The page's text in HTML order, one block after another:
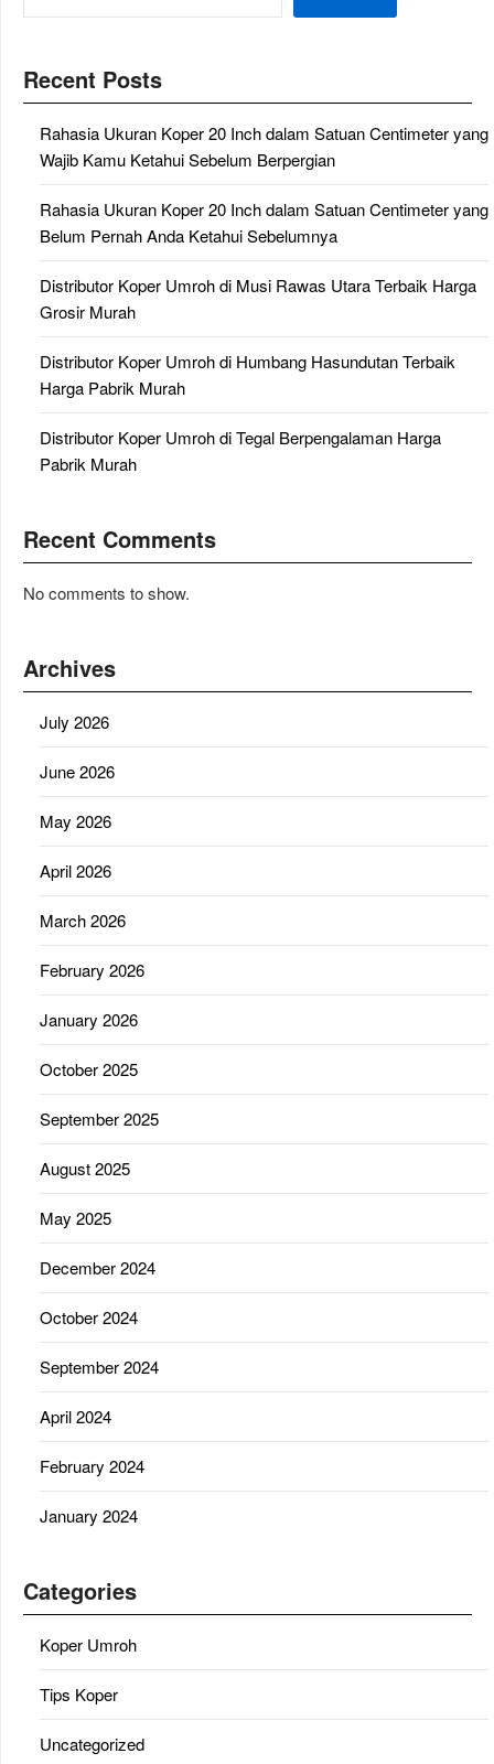
Recent Posts
Rahasia Ukuran Koper 20 Inch dalam Satuan Centimeter yang
Wajib Kamu Ketahui Sebelum Berpergian
Rahasia Ukuran Koper 20 Inch dalam Satuan Centimeter yang
Belum Pernah Anda Ketahui Sebelumnya
Distributor Koper Umroh di Musi Rawas Utara Terbaik Harga
Grosir Murah
Distributor Koper Umroh di Humbang Hasundutan Terbaik
Harga Pabrik Murah
Distributor Koper Umroh di Tegal Berpengalaman Harga
Pabrik Murah
Recent Comments
No comments to show.
Archives
July 2026
June 2026
May 2026
April 2026
March 2026
February 2026
January 2026
October 2025
September 2025
August 2025
May 2025
December 2024
October 2024
September 2024
April 2024
February 2024
January 2024
Categories
Koper Umroh
Tips Koper
Uncategorized